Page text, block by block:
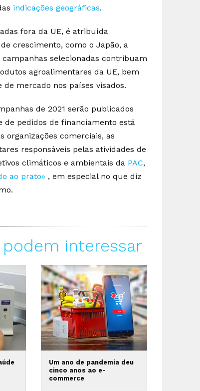
indicações geográficas.
fora da UE, é atribuída
crescimento, como o Japão, a
campanhas selecionadas contribuam
agroalimentares da UE, bem
mercado nos países visados.
de 2021 serão publicados
de pedidos de financiamento está
organizações comerciais, as
responsáveis pelas atividades de
climáticos e ambientais da PAC,
ao prato» , em especial no que diz
interessar
Um ano de pandemia deu
cinco anos ao e-
commerce